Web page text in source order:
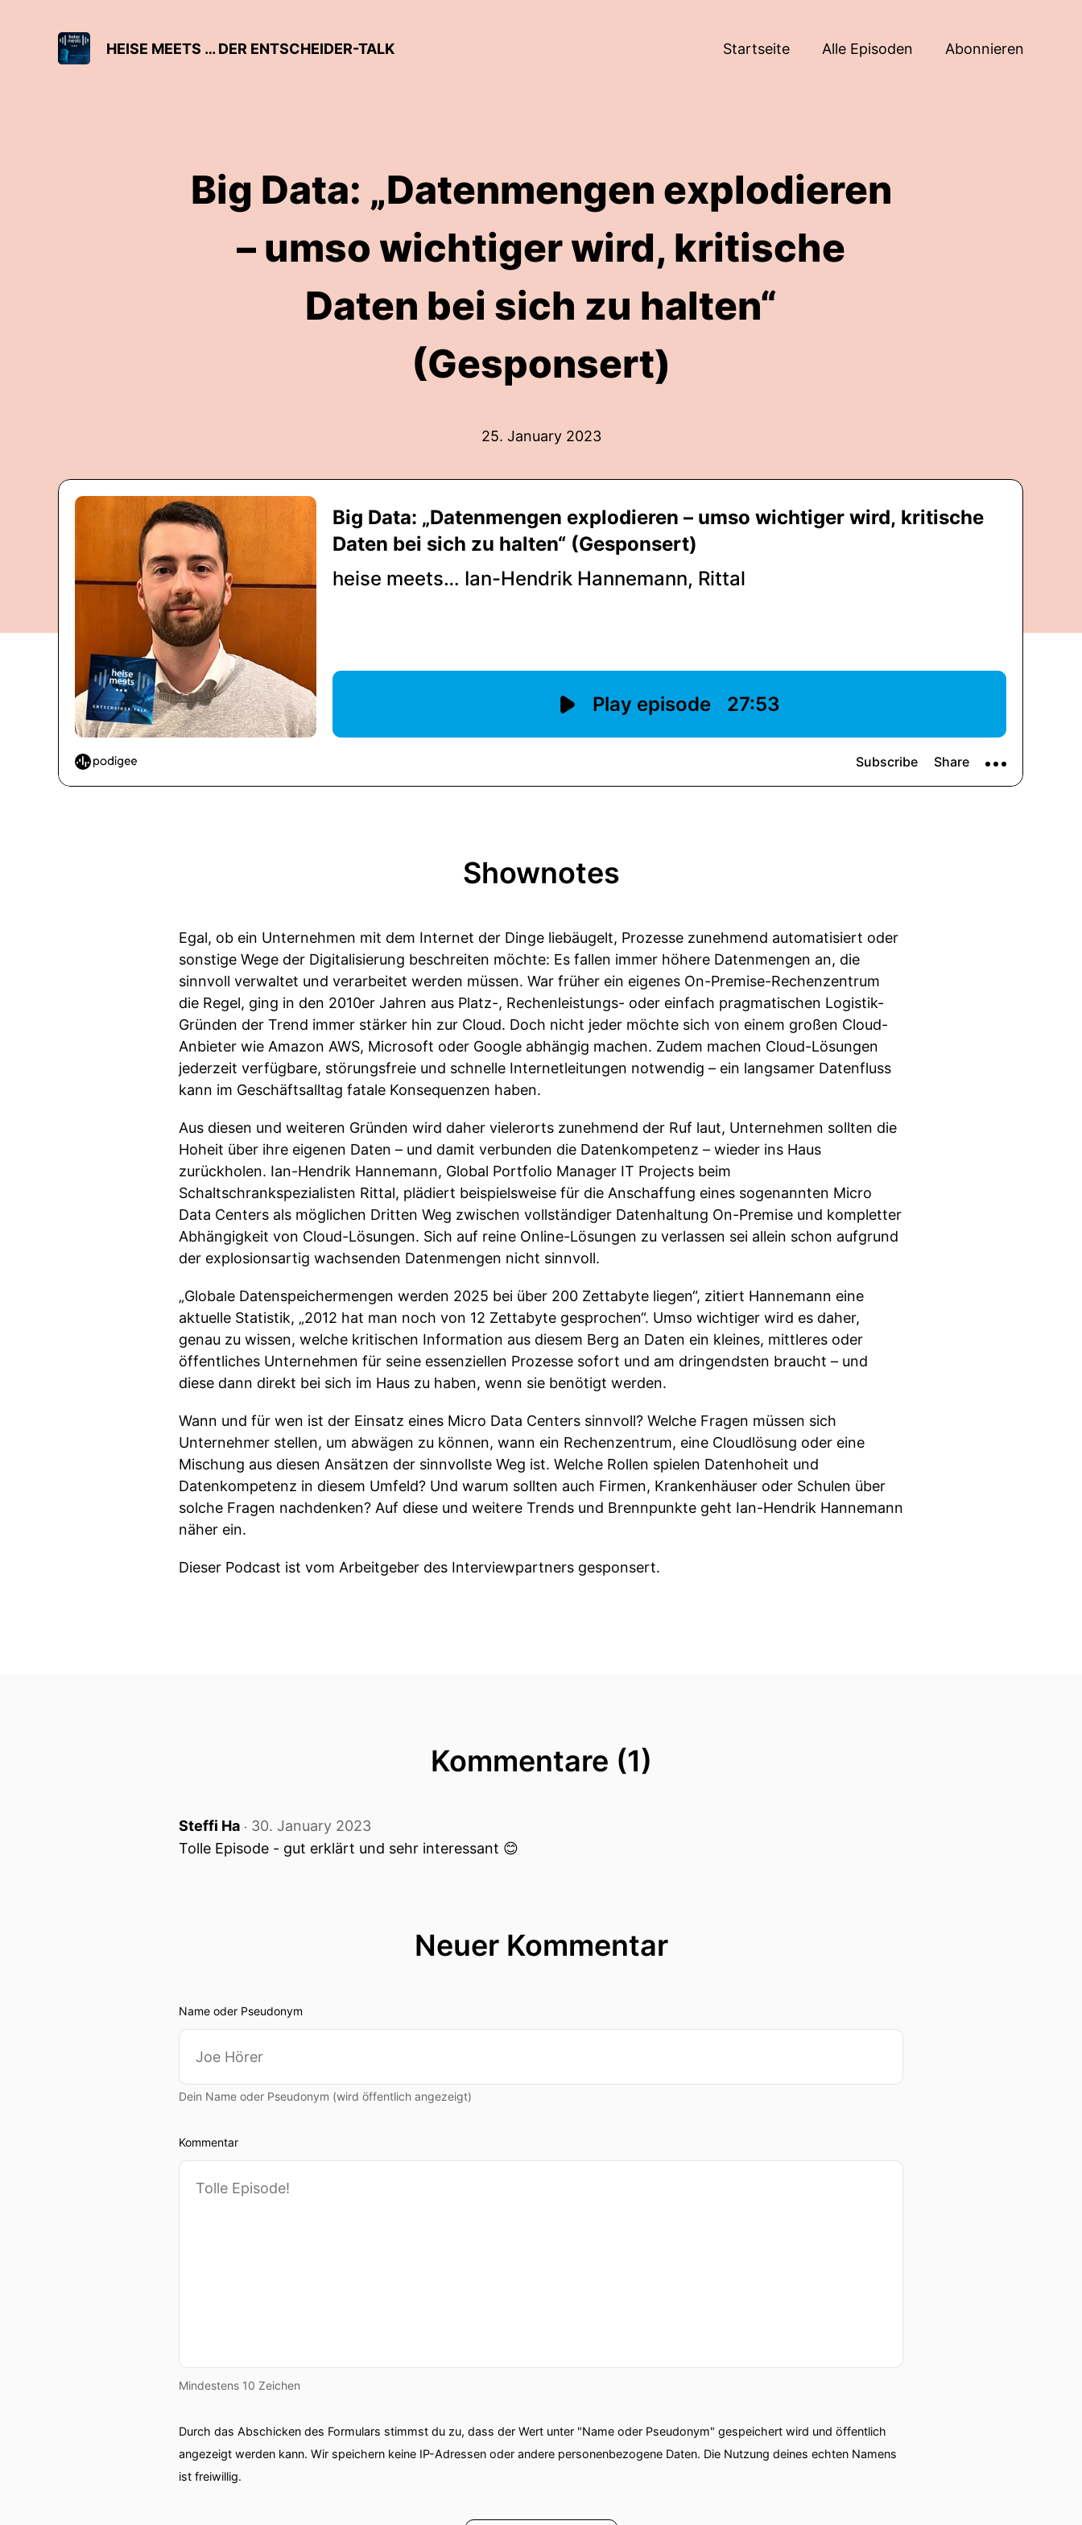
HEISE MEETS … DER ENTSCHEIDER-TALK Startseite Alle Episoden Abonnieren
Big Data: „Datenmengen explodieren
– umso wichtiger wird, kritische
Daten bei sich zu halten“
(Gesponsert)
25. January 2023
Shownotes
Egal, ob ein Unternehmen mit dem Internet der Dinge liebäugelt, Prozesse zunehmend automatisiert oder
sonstige Wege der Digitalisierung beschreiten möchte: Es fallen immer höhere Datenmengen an, die
sinnvoll verwaltet und verarbeitet werden müssen. War früher ein eigenes On-Premise-Rechenzentrum
die Regel, ging in den 2010er Jahren aus Platz-, Rechenleistungs- oder einfach pragmatischen Logistik-
Gründen der Trend immer stärker hin zur Cloud. Doch nicht jeder möchte sich von einem großen Cloud-
Anbieter wie Amazon AWS, Microsoft oder Google abhängig machen. Zudem machen Cloud-Lösungen
jederzeit verfügbare, störungsfreie und schnelle Internetleitungen notwendig – ein langsamer Datenfluss
kann im Geschäftsalltag fatale Konsequenzen haben.
Aus diesen und weiteren Gründen wird daher vielerorts zunehmend der Ruf laut, Unternehmen sollten die
Hoheit über ihre eigenen Daten – und damit verbunden die Datenkompetenz – wieder ins Haus
zurückholen. Ian-Hendrik Hannemann, Global Portfolio Manager IT Projects beim
Schaltschrankspezialisten Rittal, plädiert beispielsweise für die Anschaffung eines sogenannten Micro
Data Centers als möglichen Dritten Weg zwischen vollständiger Datenhaltung On-Premise und kompletter
Abhängigkeit von Cloud-Lösungen. Sich auf reine Online-Lösungen zu verlassen sei allein schon aufgrund
der explosionsartig wachsenden Datenmengen nicht sinnvoll.
„Globale Datenspeichermengen werden 2025 bei über 200 Zettabyte liegen“, zitiert Hannemann eine
aktuelle Statistik, „2012 hat man noch von 12 Zettabyte gesprochen“. Umso wichtiger wird es daher,
genau zu wissen, welche kritischen Information aus diesem Berg an Daten ein kleines, mittleres oder
öffentliches Unternehmen für seine essenziellen Prozesse sofort und am dringendsten braucht – und
diese dann direkt bei sich im Haus zu haben, wenn sie benötigt werden.
Wann und für wen ist der Einsatz eines Micro Data Centers sinnvoll? Welche Fragen müssen sich
Unternehmer stellen, um abwägen zu können, wann ein Rechenzentrum, eine Cloudlösung oder eine
Mischung aus diesen Ansätzen der sinnvollste Weg ist. Welche Rollen spielen Datenhoheit und
Datenkompetenz in diesem Umfeld? Und warum sollten auch Firmen, Krankenhäuser oder Schulen über
solche Fragen nachdenken? Auf diese und weitere Trends und Brennpunkte geht Ian-Hendrik Hannemann
näher ein.
Dieser Podcast ist vom Arbeitgeber des Interviewpartners gesponsert.
Kommentare (1)
Steffi Ha ‧ 30. January 2023
Tolle Episode - gut erklärt und sehr interessant 😊
Neuer Kommentar
Name oder Pseudonym
Dein Name oder Pseudonym (wird öffentlich angezeigt)
Kommentar
Mindestens 10 Zeichen
Durch das Abschicken des Formulars stimmst du zu, dass der Wert unter "Name oder Pseudonym" gespeichert wird und öffentlich
angezeigt werden kann. Wir speichern keine IP-Adressen oder andere personenbezogene Daten. Die Nutzung deines echten Namens
ist freiwillig.